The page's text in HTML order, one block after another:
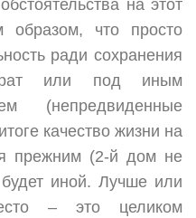
на этот
образом, что просто
ради сохранения
или под иным
(непредвиденные
качество жизни на
прежним (2-й дом не
иной. Лучше или
– это целиком